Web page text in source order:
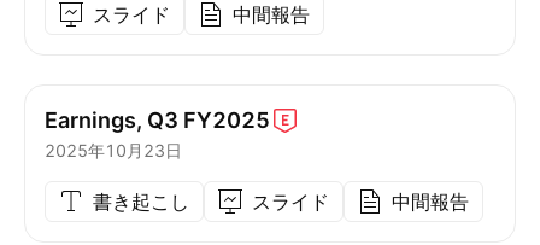
スライド
中間報告
Earnings, Q3 FY2025
2025年10月23日
書き起こし スライド 中間報告